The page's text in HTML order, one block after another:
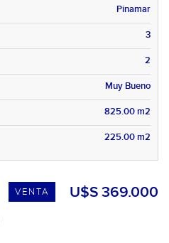
Pinamar
3
2
Muy Bueno
825.00 m2
225.00 m2
U$S 369.000
VENTA